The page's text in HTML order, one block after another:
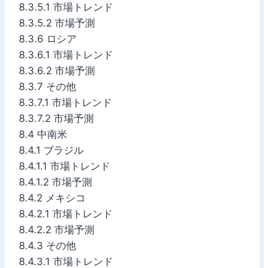
8.3.5.1 市場トレンド
8.3.5.2 市場予測
8.3.6 ロシア
8.3.6.1 市場トレンド
8.3.6.2 市場予測
8.3.7 その他
8.3.7.1 市場トレンド
8.3.7.2 市場予測
8.4 中南米
8.4.1 ブラジル
8.4.1.1 市場トレンド
8.4.1.2 市場予測
8.4.2 メキシコ
8.4.2.1 市場トレンド
8.4.2.2 市場予測
8.4.3 その他
8.4.3.1 市場トレンド